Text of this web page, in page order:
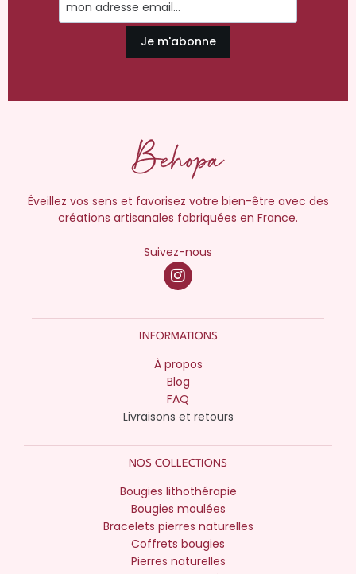
Je m'abonne
Éveillez vos sens et favorisez votre bien-être avec des
créations artisanales fabriquées en France.
Suivez-nous
INFORMATIONS
À propos
Blog
FAQ
Livraisons et retours
NOS COLLECTIONS
Bougies lithothérapie
Bougies moulées
Bracelets pierres naturelles
Coffrets bougies
Pierres naturelles